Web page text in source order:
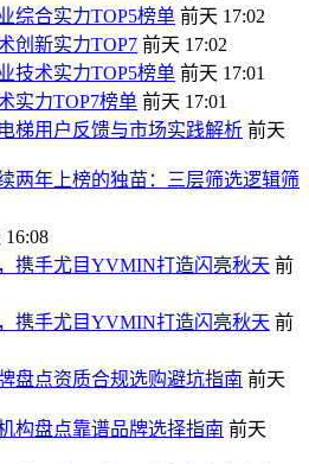
综合实力TOP5榜单 前天 17:02
创新实力TOP7 前天 17:02
技术实力TOP5榜单 前天 17:01
实力TOP7榜单 前天 17:01
梯用户反馈与市场实践解析 前天
两年上榜的独苗：三层筛选逻辑筛
16:08
携手尤目YVMIN打造闪亮秋天 前
携手尤目YVMIN打造闪亮秋天 前
盘点资质合规选购避坑指南 前天
构盘点靠谱品牌选择指南 前天